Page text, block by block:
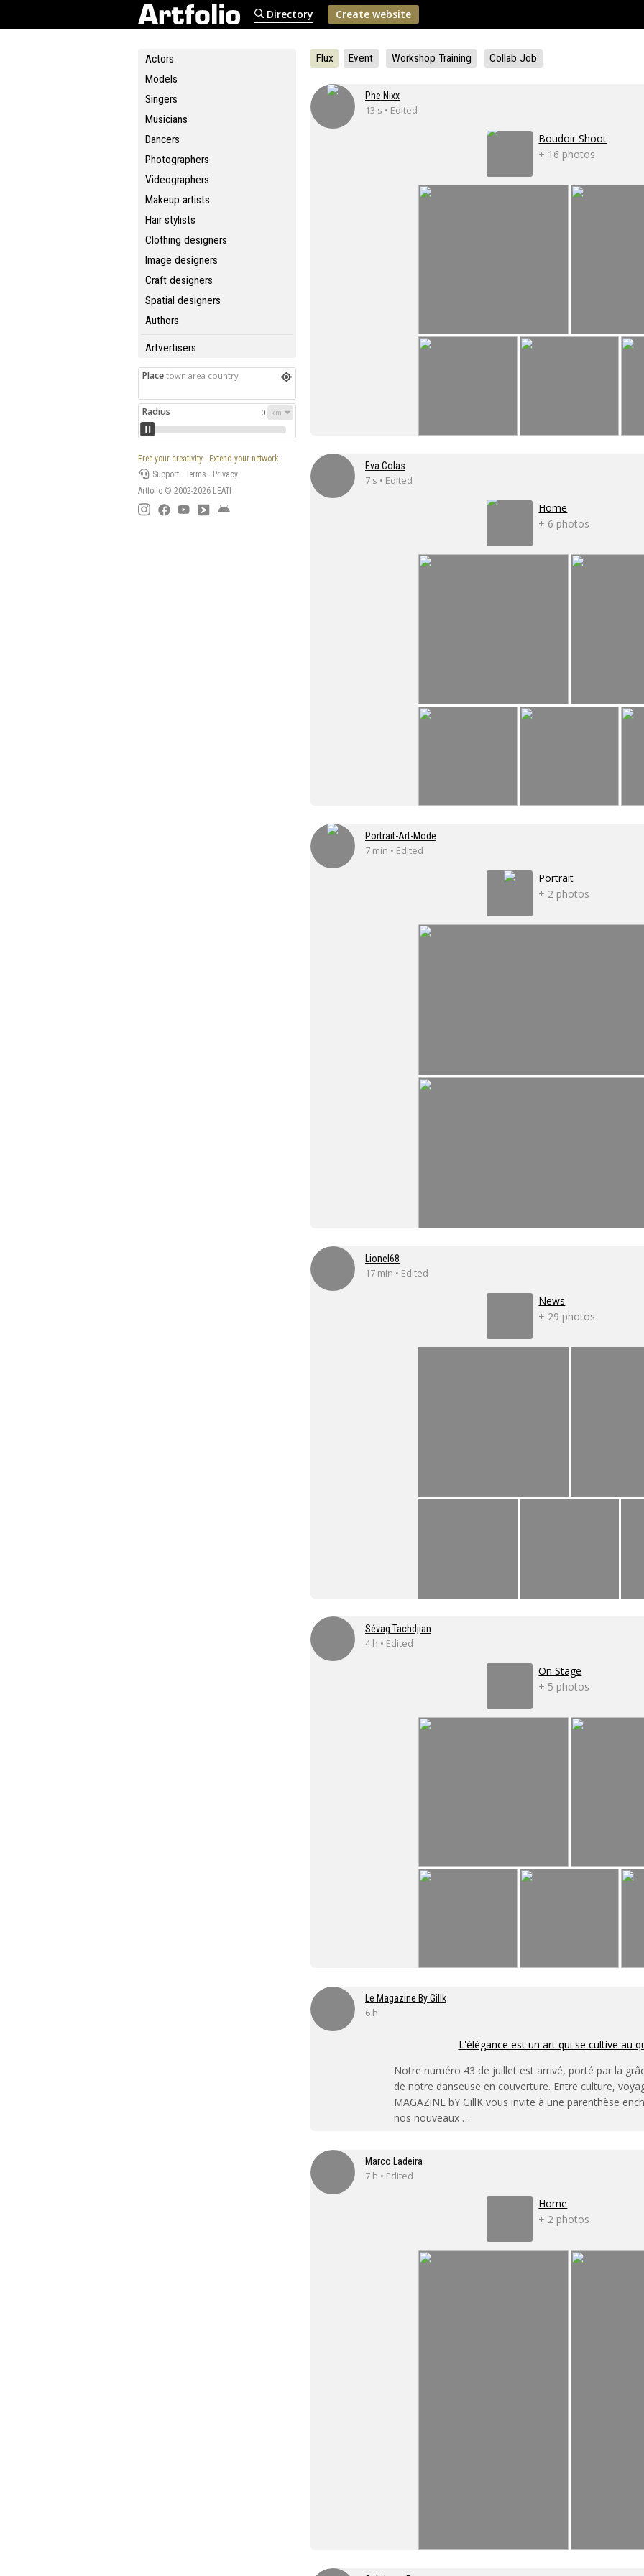
Directory Create website
Actors
Models
Singers
Musicians
Dancers
Photographers
Videographers
Makeup artists
Hair stylists
Clothing designers
Image designers
Craft designers
Spatial designers
Authors
Artvertisers
Place town area country
Radius 0
Free your creativity - Extend your network
Support ·Terms · Privacy
Artfolio © 2002-2026 LEATI
Flux Event Workshop Training Collab Job
Phe Nixx
13 s • Edited
Boudoir Shoot
+ 16 photos
Eva Colas
7 s • Edited
Home
+ 6 photos
Portrait-Art-Mode
7 min • Edited
Portrait
+ 2 photos
Lionel68
17 min • Edited
News
+ 29 photos
Sévag Tachdjian
4 h • Edited
On Stage
+ 5 photos
Le Magazine By Gillk
6 h
L'élégance est un art qui se cultive au
Notre numéro 43 de juillet est arrivé, porté par la
de notre danseuse en couverture. Entre culture,
MAGAZiNE bY GillK vous invite à une parenthèse
nos nouveaux …
Marco Ladeira
7 h • Edited
Home
+ 2 photos